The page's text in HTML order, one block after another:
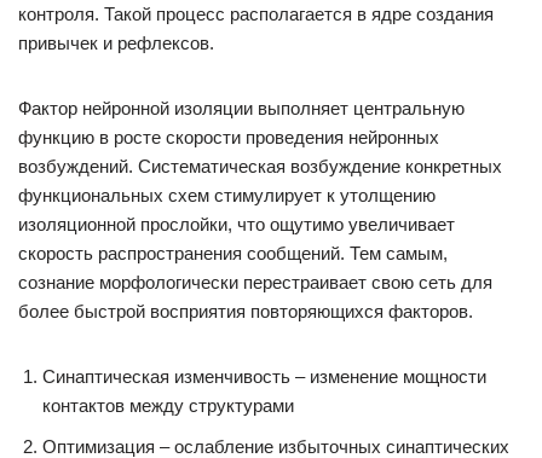
контроля. Такой процесс располагается в ядре создания
привычек и рефлексов.
Фактор нейронной изоляции выполняет центральную
функцию в росте скорости проведения нейронных
возбуждений. Систематическая возбуждение конкретных
функциональных схем стимулирует к утолщению
изоляционной прослойки, что ощутимо увеличивает
скорость распространения сообщений. Тем самым,
сознание морфологически перестраивает свою сеть для
более быстрой восприятия повторяющихся факторов.
Синаптическая изменчивость – изменение мощности
контактов между структурами
Оптимизация – ослабление избыточных синаптических